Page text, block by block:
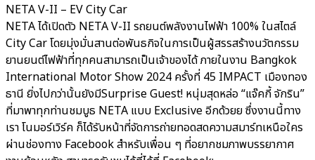
NETA V-II – EV City Car
NETA ได้เปิดตัว NETA V-II รถยนต์พลังงานไฟฟ้า 100% ในสไตล์
City Car โดยมุ่งมั่นสานต่อพันธกิจในการเป็นผู้สรรสร้างนวัตกรรม
ยานยนต์ไฟฟ้าที่ทุกคนสามารถเป็นเจ้าของได้ ภายในงาน Bangkok
International Motor Show 2024 ครั้งที่ 45 IMPACT เมืองทอง
ธานี ยิ่งไปกว่านั้นยังมีSurprise Guest! หนุ่มสุดหล่อ “แจ๊คกี้ จักริน”
ที่มาพาทุกท่านชมบูธ NETA แบบ Exclusive อีกด้วยย ซึ่งงานนี้ทาง
เรา โนมอร์เวิร์ค ก็ได้รับหน้าที่จัดการถ่ายทอดสดความสมาร์ทเหนือใคร
ผ่านช่องทาง Facebook สำหรับเพื่อน ๆ ที่อยากชมภาพบรรยากาศ